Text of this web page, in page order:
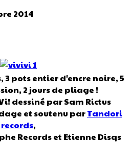
2014
3 pots entier d'encre noire, 5
2 jours de pliage !
dessiné par Sam Rictus
et soutenu parTandori
records,
Records et Etienne Disqs